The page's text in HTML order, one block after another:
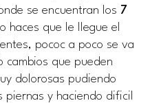
se encuentran los 7
haces que le llegue el
pococ a poco se va
cambios que pueden
dolorosas pudiendo
y haciendo dificil